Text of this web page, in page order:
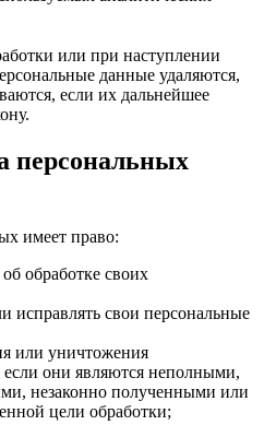
или при наступлении
данные удаляются,
если их дальнейшее
персональных
имеет право:
обработке своих
исправлять свои персональные
или уничтожения
они являются неполными,
незаконно полученными или
цели обработки;